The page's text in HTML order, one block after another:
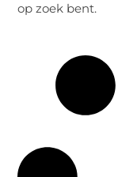
op zoek bent.